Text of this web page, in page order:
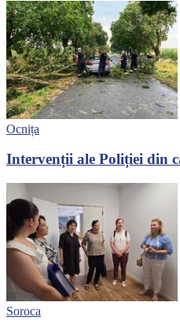
Ocnița
Intervenții ale Poliției din
Soroca